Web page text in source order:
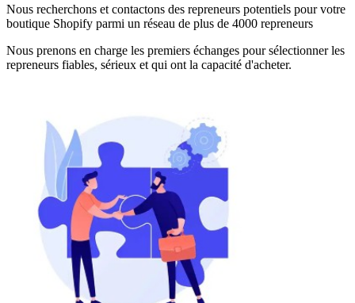
Nous recherchons et contactons des repreneurs potentiels pour votre
boutique Shopify parmi un réseau de plus de 4000 repreneurs
Nous prenons en charge les premiers échanges pour sélectionner les
repreneurs fiables, sérieux et qui ont la capacité d'acheter.